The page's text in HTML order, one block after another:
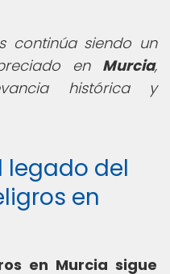
continúa siendo un
en Murcia,
histórica y
legado del
en
en Murcia sigue